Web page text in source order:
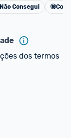
Não Consegui 🤩
dos termos